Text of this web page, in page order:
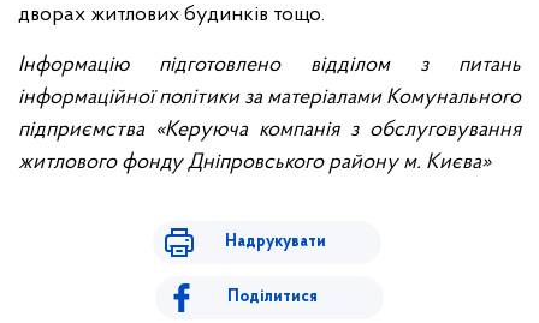
дворах житлових будинків тощо.
Інформацію підготовлено відділом з питань
інформаційної політики за матеріалами Комунального
підприємства «Керуюча компанія з обслуговування
житлового фонду Дніпровського району м. Києва»
Надрукувати
Поділитися